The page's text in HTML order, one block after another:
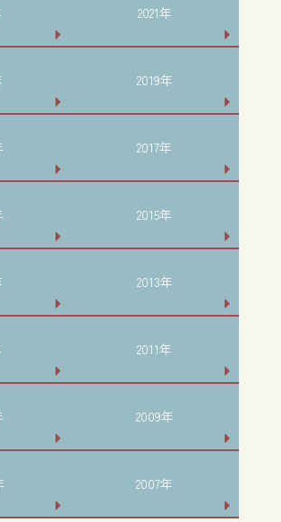
2021年
2019年
2017年
2015年
2013年
2011年
2009年
2007年